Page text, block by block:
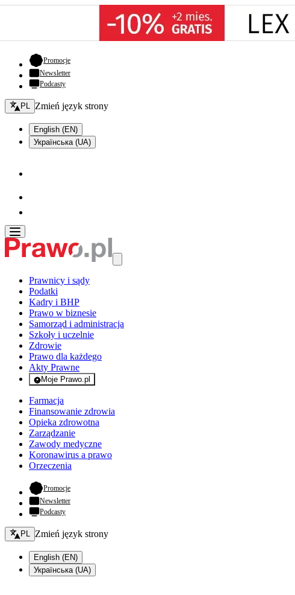
Promocje- otwiera się w nowej karcie
Newsletter
Podcasty
Zmień język - bieżący:
PL Zmień język strony
English (EN)
Українська (UA)
Prawnicy i sądy
Podatki
Kadry i BHP
Prawo w biznesie
Samorząd i administracja
Szkoły i uczelnie
Zdrowie
Prawo dla każdego
Akty Prawne
Moje Prawo.pl
- rejestracja i logowanie do serwisu
Farmacja
Finansowanie zdrowia
Opieka zdrowotna
Zarządzanie
Zawody medyczne
Koronawirus a prawo
Orzeczenia
Promocje- otwiera się w nowej karcie
Newsletter
Podcasty
Zmień język - bieżący:
PL Zmień język strony
English (EN)
Українська (UA)